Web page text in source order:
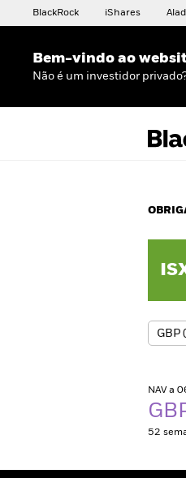
BlackRock iShares
Bem-vindo ao
Não é um investidor
NAV a
52